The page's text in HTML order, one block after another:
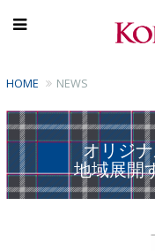
HOME NEWS
オリジ
地域展開